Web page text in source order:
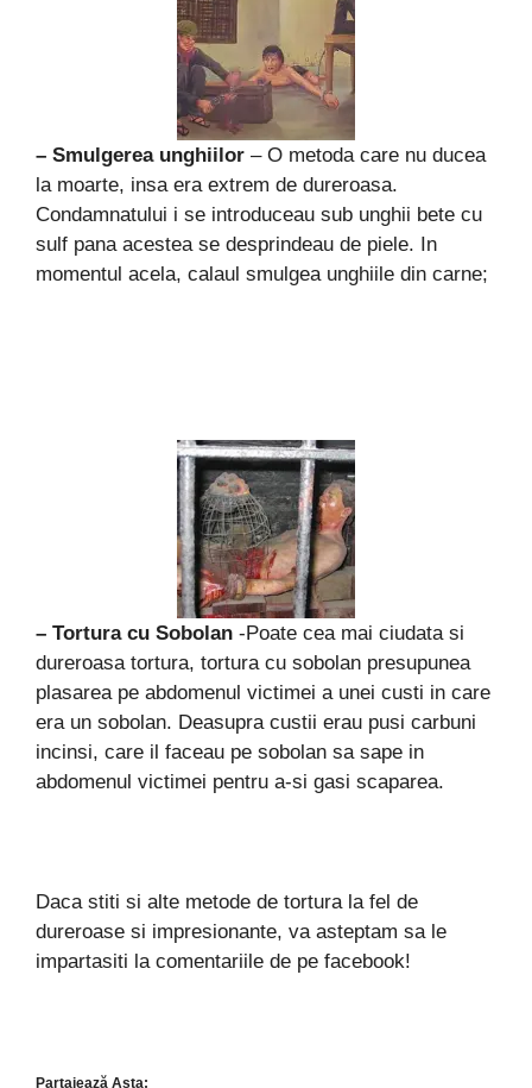
– Smulgerea unghiilor – O metoda care nu ducea
la moarte, insa era extrem de dureroasa.
Condamnatului i se introduceau sub unghii bete cu
sulf pana acestea se desprindeau de piele. In
momentul acela, calaul smulgea unghiile din carne;
– Tortura cu Sobolan -Poate cea mai ciudata si
dureroasa tortura, tortura cu sobolan presupunea
plasarea pe abdomenul victimei a unei custi in care
era un sobolan. Deasupra custii erau pusi carbuni
incinsi, care il faceau pe sobolan sa sape in
abdomenul victimei pentru a-si gasi scaparea.
Daca stiti si alte metode de tortura la fel de
dureroase si impresionante, va asteptam sa le
impartasiti la comentariile de pe facebook!
Partajează Asta: